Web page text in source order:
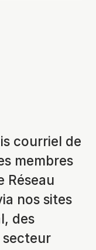
courriel de
membres
Réseau
nos sites
des
secteur